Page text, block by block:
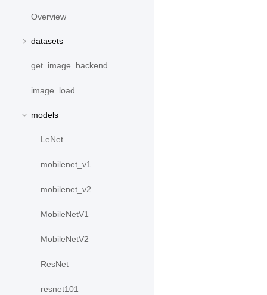
Overview
datasets
get_image_backend
image_load
models
LeNet
mobilenet_v1
mobilenet_v2
MobileNetV1
MobileNetV2
ResNet
resnet101